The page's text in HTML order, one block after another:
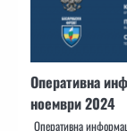
Оперативна
ноември 2024
Оперативна